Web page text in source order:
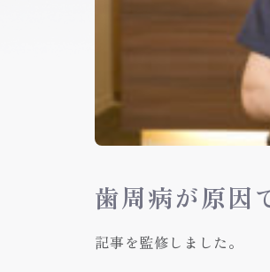
歯周病が原因
記事を監修しました。